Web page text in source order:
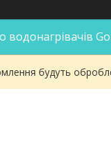
будуть